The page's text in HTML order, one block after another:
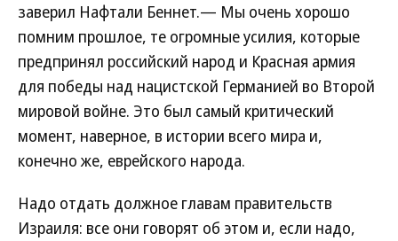
заверил Нафтали Беннет.— Мы очень хорошо
помним прошлое, те огромные усилия, которые
предпринял российский народ и Красная армия
для победы над нацистской Германией во Второй
мировой войне. Это был самый критический
момент, наверное, в истории всего мира и,
конечно же, еврейского народа.
Надо отдать должное главам правительств
Израиля: все они говорят об этом и, если надо,